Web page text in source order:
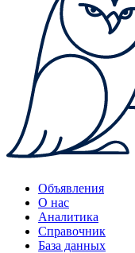
Объявления
О нас
Аналитика
Справочник
База данных